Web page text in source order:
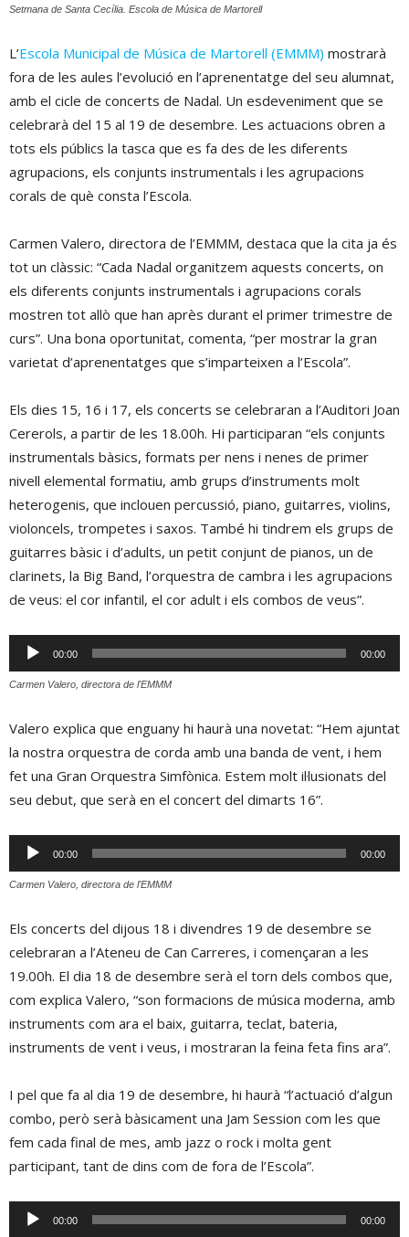
Setmana de Santa Cecília. Escola de Música de Martorell
L’Escola Municipal de Música de Martorell (EMMM) mostrarà
fora de les aules l’evolució en l’aprenentatge del seu alumnat,
amb el cicle de concerts de Nadal. Un esdeveniment que se
celebrarà del 15 al 19 de desembre. Les actuacions obren a
tots els públics la tasca que es fa des de les diferents
agrupacions, els conjunts instrumentals i les agrupacions
corals de què consta l’Escola.
Carmen Valero, directora de l’EMMM, destaca que la cita ja és
tot un clàssic: “Cada Nadal organitzem aquests concerts, on
els diferents conjunts instrumentals i agrupacions corals
mostren tot allò que han après durant el primer trimestre de
curs”. Una bona oportunitat, comenta, “per mostrar la gran
varietat d’aprenentatges que s’imparteixen a l’Escola”.
Els dies 15, 16 i 17, els concerts se celebraran a l’Auditori Joan
Cererols, a partir de les 18.00h. Hi participaran “els conjunts
instrumentals bàsics, formats per nens i nenes de primer
nivell elemental formatiu, amb grups d’instruments molt
heterogenis, que inclouen percussió, piano, guitarres, violins,
violoncels, trompetes i saxos. També hi tindrem els grups de
guitarres bàsic i d’adults, un petit conjunt de pianos, un de
clarinets, la Big Band, l’orquestra de cambra i les agrupacions
de veus: el cor infantil, el cor adult i els combos de veus”.
Reproductor
d'àudio
00:00 00:00
Carmen Valero, directora de l'EMMM
Valero explica que enguany hi haurà una novetat: “Hem ajuntat
la nostra orquestra de corda amb una banda de vent, i hem
fet una Gran Orquestra Simfònica. Estem molt il·lusionats del
seu debut, que serà en el concert del dimarts 16”.
Reproductor
d'àudio
00:00 00:00
Carmen Valero, directora de l'EMMM
Els concerts del dijous 18 i divendres 19 de desembre se
celebraran a l’Ateneu de Can Carreres, i començaran a les
19.00h. El dia 18 de desembre serà el torn dels combos que,
com explica Valero, “son formacions de música moderna, amb
instruments com ara el baix, guitarra, teclat, bateria,
instruments de vent i veus, i mostraran la feina feta fins ara”.
I pel que fa al dia 19 de desembre, hi haurà “l’actuació d’algun
combo, però serà bàsicament una Jam Session com les que
fem cada final de mes, amb jazz o rock i molta gent
participant, tant de dins com de fora de l’Escola”.
Reproductor
00:00 00:00